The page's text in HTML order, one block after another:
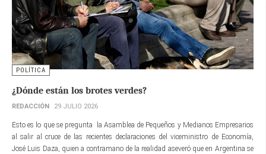
POLÍTICA
¿Dónde están los brotes verdes?
REDACCIÓN 29 JULIO 2026
Esto es lo que se pregunta la Asamblea de Pequeños y Medianos Empresarios
al salir al cruce de las recientes declaraciones del viceministro de Economía,
José Luis Daza, quien a contramano de la realidad aseveró que en Argentina se